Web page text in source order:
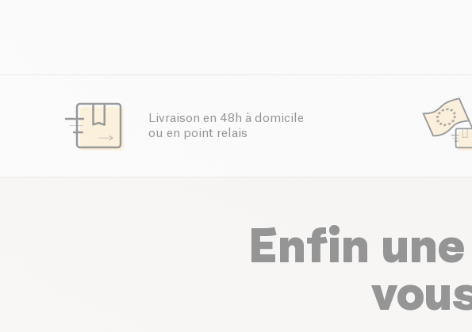
Livraison en 48h à domicile
ou en point relais
Enfin